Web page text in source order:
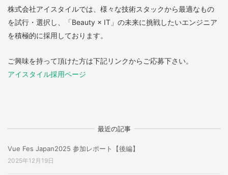
株式会社アイスタイルでは、様々な技術スタックから最適なもの
を試行・選択し、「Beauty × IT」の未来に挑戦したいエンジニア
を積極的に採用しております。
ご興味を持って頂けた方は下記リンクからご応募下さい。
アイスタイル採用ページ
最近の記事
Vue Fes Japan2025 参加レポート【後編】
2025年12月19日